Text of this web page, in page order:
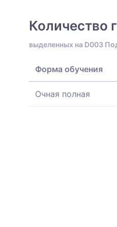
Количество
выделенных на D003
Форма обучения
Очная полная